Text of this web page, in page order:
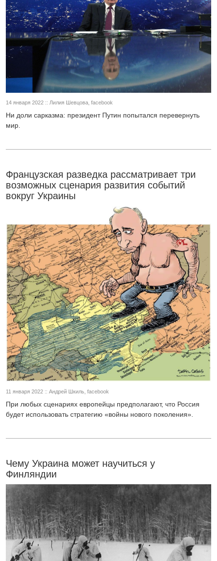
14 января 2022 :: Лилия Шевцова, facebook
Ни доли сарказма: президент Путин попытался перевернуть
мир.
Французская разведка рассматривает три
возможных сценария развития событий
вокруг Украины
11 января 2022 :: Андрей Шкиль, facebook
При любых сценариях европейцы предполагают, что Россия
будет использовать стратегию «войны нового поколения».
Чему Украина может научиться у
Финляндии